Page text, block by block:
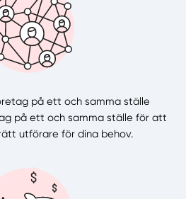
på ett och samma ställe
på ett och samma ställe för att
utförare för dina behov.